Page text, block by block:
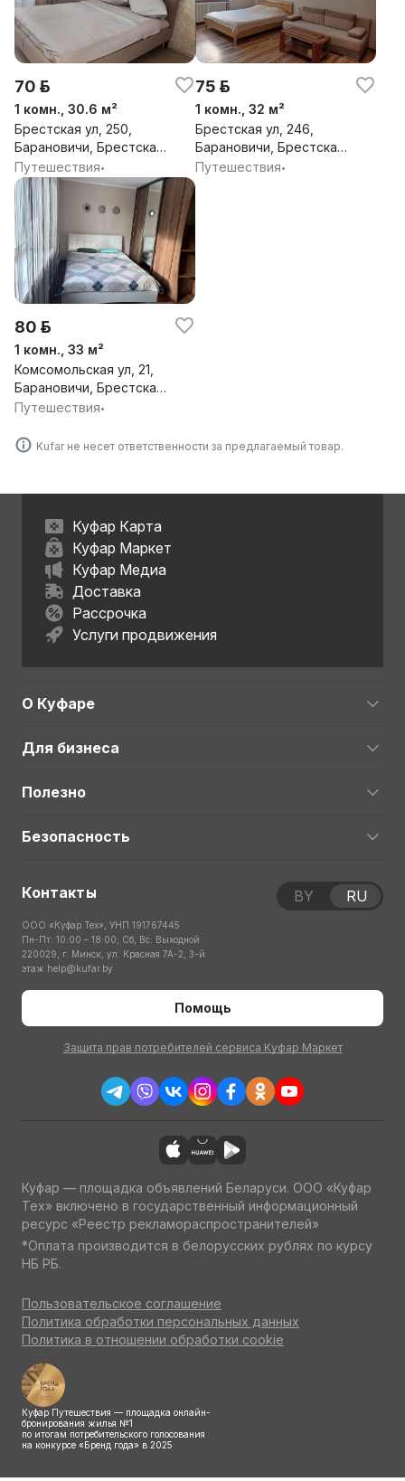
70 р.
1 комн., 30.6 м²
Брестская ул, 250,
Барановичи, Брестская
обл.
Путешествия•
75 р.
1 комн., 32 м²
Брестская ул, 246,
Барановичи, Брестская
обл.
Путешествия•
80 р.
1 комн., 33 м²
Комсомольская ул, 21,
Барановичи, Брестская
обл.
Путешествия•
Kufar не несет ответственности за предлагаемый товар.
Куфар Карта
Куфар Маркет
Куфар Медиа
Доставка
Рассрочка
Услуги продвижения
О Куфаре
Для бизнеса
Полезно
Безопасность
Контакты
ООО «Куфар Тех», УНП 191767445
Пн-Пт: 10:00 – 18:00; Сб, Вс: Выходной
220029, г. Минск, ул. Красная 7А-2, 3-й
этаж help@kufar.by
Помощь
Защита прав потребителей сервиса Куфар Маркет
BY RU
Куфар — площадка объявлений Беларуси. ООО «Куфар
Тех» включено в государственный информационный
ресурс «Реестр рекламораспространителей»
*Оплата производится в белорусских рублях по курсу
НБ РБ.
Пользовательское соглашение
Политика обработки персональных данных
Политика в отношении обработки cookie
Куфар Путешествия — площадка онлайн-
бронирования жилья №1
по итогам потребительского голосования
на конкурсе «Бренд года» в 2025